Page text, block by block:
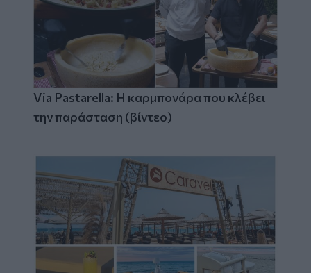
Via Pastarella: Η καρμπονάρα που κλέβει
την παράσταση (βίντεο)